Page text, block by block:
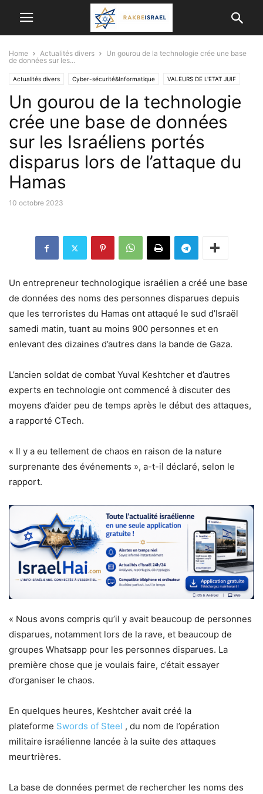
Home Actualités divers
Un gourou de la technologie crée une base
de données sur les...
Actualités divers Cyber-sécurité&Informatique VALEURS DE L'ETAT JUIF
VIE EN ISRAËL
Un gourou de la technologie
crée une base de données
sur les Israéliens portés
disparus lors de l’attaque du
Hamas
10 octobre 2023
Un entrepreneur technologique israélien a créé une base
de données des noms des personnes disparues depuis
que les terroristes du Hamas ont attaqué le sud d’Israël
samedi matin, tuant au moins 900 personnes et en
enlevant des dizaines d’autres dans la bande de Gaza.
L’ancien soldat de combat Yuval Keshtcher et d’autres
experts en technologie ont commencé à discuter des
moyens d’aider peu de temps après le début des attaques,
a rapporté CTech.
« Il y a eu tellement de chaos en raison de la nature
surprenante des événements », a-t-il déclaré, selon le
rapport.
« Nous avons compris qu’il y avait beaucoup de personnes
disparues, notamment lors de la rave, et beaucoup de
groupes Whatsapp pour les personnes disparues. La
première chose que je voulais faire, c’était essayer
d’organiser le chaos.
En quelques heures, Keshtcher avait créé la
plateforme Swords of Steel , du nom de l’opération
militaire israélienne lancée à la suite des attaques
meurtrières.
La base de données permet de rechercher les noms des